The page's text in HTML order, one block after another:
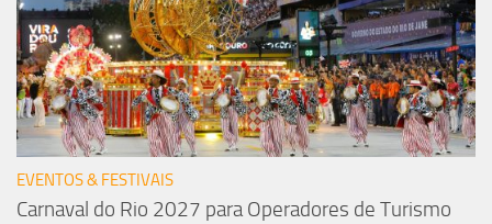
EVENTOS & FESTIVAIS
Carnaval do Rio 2027 para Operadores de Turismo